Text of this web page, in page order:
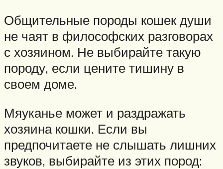
Общительные породы кошек души
не чаят в философских разговорах
с хозяином. Не выбирайте такую
породу, если цените тишину в
своем доме.
Мяуканье может и раздражать
хозяина кошки. Если вы
предпочитаете не слышать лишних
звуков, выбирайте из этих пород: